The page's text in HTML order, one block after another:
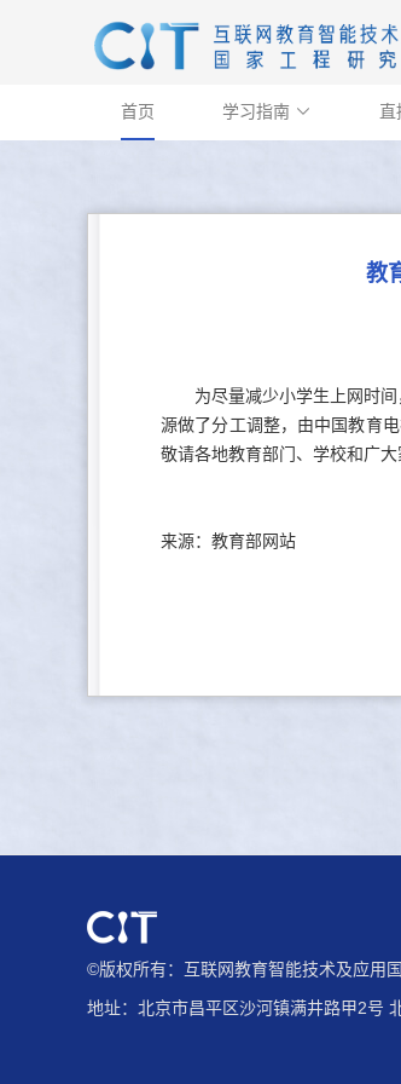
首页 学习指南  直
教
为尽量减少小学生上网时
源做了分工调整，由中国教育
敬请各地教育部门、学校和广
来源：教育部网站
©版权所有：互联网教育智能技术及应用
地址：北京市昌平区沙河镇满井路甲2号